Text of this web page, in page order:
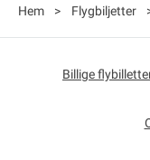
Hem > Flygbiljetter
Billige